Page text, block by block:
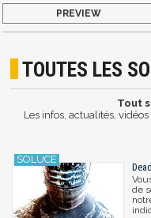
PREVIEW
TOUTES LES
Tout
Les infos, actualités,
de